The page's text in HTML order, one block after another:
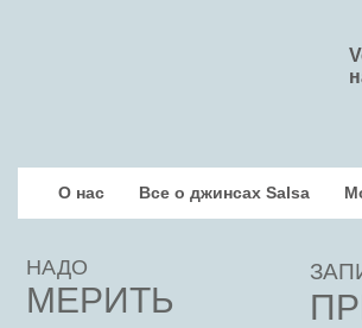
НАДО
МЕРИТЬ
О нас Все о джинсах Salsa